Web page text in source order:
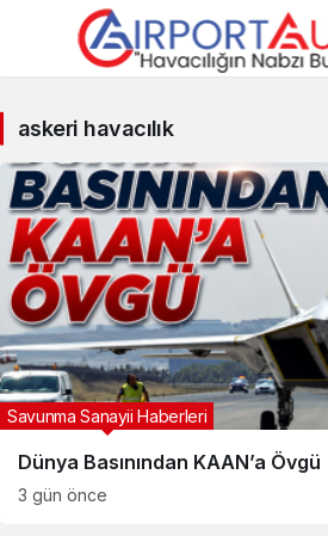
havacılık
Haberleri
askeri havacılık
Dünya Basınından KAAN’a Övgü
Savunma Sanayii Haberleri
3 gün önce